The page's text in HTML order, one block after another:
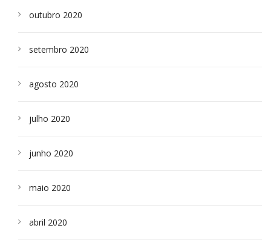
outubro 2020
setembro 2020
agosto 2020
julho 2020
junho 2020
maio 2020
abril 2020